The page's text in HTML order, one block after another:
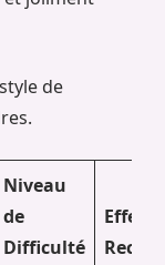
de
Niveau
de
Difficulté
Effet